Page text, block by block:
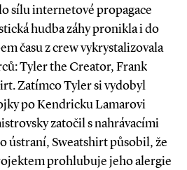
sílu internetové propagace
hudba záhy pronikla i do
času z crew vykrystalizovala
Tyler the Creator, Frank
Zatímco Tyler si vydobyl
po Kendricku Lamarovi
zatočil s nahrávacími
ústraní, Sweatshirt působil, že
prohlubuje jeho alergie